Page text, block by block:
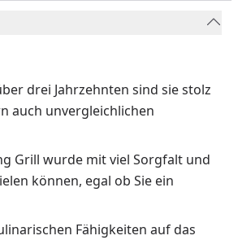
drei Jahrzehnten sind sie stolz
auch unvergleichlichen
Grill wurde mit viel Sorgfalt und
können, egal ob Sie ein
Fähigkeiten auf das